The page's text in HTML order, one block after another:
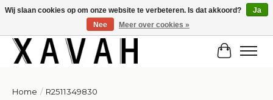
Hi gorgeous! ✨ Kortingscode for 20% off: Summersale!
Home / R2511349830
Wij slaan cookies op om onze website te verbeteren. Is dat akkoord?
Ja
Nee
Meer over cookies »